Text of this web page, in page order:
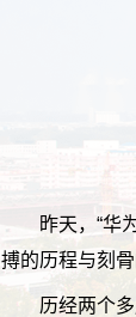
昨天，“华
搏的历程与刻
历经两个